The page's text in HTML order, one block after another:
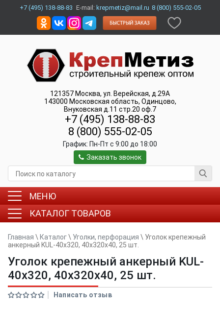
+7 (495) 138-88-83 E-mail: krepmetiz@mail.ru 8 (800) 555-02-05
121357 Москва, ул. Верейская, д.29А
143000 Московская область, Одинцово,
Внуковская д.11 стр.20 оф.7
+7 (495) 138-88-83
8 (800) 555-02-05
График: Пн-Пт c 9:00 до 18:00
Заказать звонок
МЕНЮ
КАТАЛОГ ТОВАРОВ
Главная \ Каталог\ Уголки, перфорация \ Уголок крепежный
анкерный KUL-40х320, 40x320x40, 25 шт.
Уголок крепежный анкерный KUL-
40х320, 40x320x40, 25 шт.
Написать отзыв